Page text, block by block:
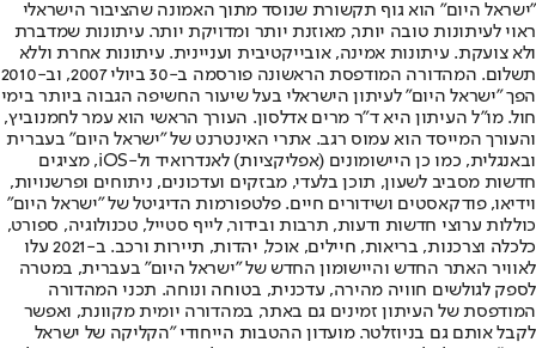
"ישראל היום" הוא גוף תקשורת שנוסד מתוך האמונה שהציבור הישראלי
ראוי לעיתונות טובה יותר, מאוזנת יותר ומדויקת יותר. עיתונות שמדברת
ולא צועקת. עיתונות אמינה, אובייקטיבית ועניינית. עיתונות אחרת וללא
תשלום. המהדורה המודפסת הראשונה פורסמה ב-30 ביולי 2007, וב-2010
הפך "ישראל היום" לעיתון הישראלי בעל שיעור החשיפה הגבוה ביותר בימי
חול. מו"ל העיתון היא ד"ר מרים אדלסון. העורך הראשי הוא עמר לחמנוביץ,
והעורך המייסד הוא עמוס רגב. אתרי האינטרנט של "ישראל היום" בעברית
ובאנגלית, כמו כן היישומונים (אפליקציות) לאנדרואיד ול-iOS, מציגים
חדשות מסביב לשעון, תוכן בלעדי, מבזקים ועדכונים, ניתוחים ופרשנויות,
וידיאו, פודקאסטים ושידורים חיים. פלטפורמות הדיגיטל של "ישראל היום"
כוללות ערוצי חדשות ודעות, תרבות ובידור, לייף סטייל, טכנולוגיה, ספורט,
כלכלה וצרכנות, בריאות, חיילים, אוכל, יהדות, תיירות ורכב. ב-2021 עלו
לאוויר האתר החדש והיישומון החדש של "ישראל היום" בעברית, במטרה
לספק לגולשים חוויה מהירה, עדכנית, בטוחה ונוחה. תכני המהדורה
המודפסת של העיתון זמינים גם באתר, במהדורה יומית מקוונת, ואפשר
לקבל אותם גם בניוזלטר. מועדון ההטבות הייחודי "הקליקה של ישראל